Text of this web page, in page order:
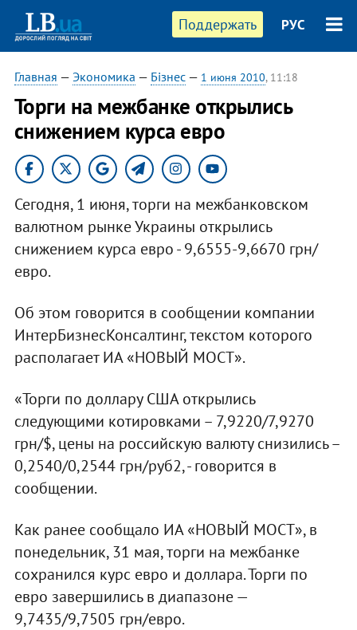
Поддержать РУС
Главная — Экономика — Бізнес— 1 июня 2010, 11:18
Торги на межбанке открылись
снижением курса евро
Сегодня, 1 июня, торги на межбанковском
валютном рынке Украины открылись
снижением курса евро - 9,6555-9,6670 грн/
евро.
Об этом говорится в сообщении компании
ИнтерБизнесКонсалтинг, текстом которого
располагает ИА «НОВЫЙ МОСТ».
«Торги по доллару США открылись
следующими котировками – 7,9220/7,9270
грн/$, цены на российскую валюту снизились –
0,2540/0,2544 грн/руб2, - говорится в
сообщении.
Как ранее сообщало ИА «НОВЫЙ МОСТ», в
понедельник, 31 мая, торги на межбанке
сохранился курс евро и доллара. Торги по
евро завершились в диапазоне —
9,7435/9,7505 грн/евро.